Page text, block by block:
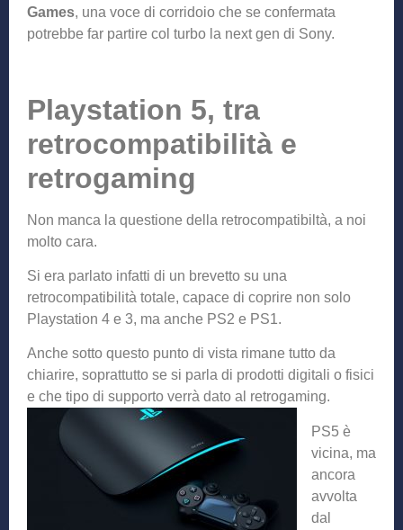
Games, una voce di corridoio che se confermata
potrebbe far partire col turbo la next gen di Sony.
Playstation 5, tra
retrocompatibilità e
retrogaming
Non manca la questione della retrocompatibiltà, a noi
molto cara.
Si era parlato infatti di un brevetto su una
retrocompatibilità totale, capace di coprire non solo
Playstation 4 e 3, ma anche PS2 e PS1.
Anche sotto questo punto di vista rimane tutto da
chiarire, soprattutto se si parla di prodotti digitali o fisici
e che tipo di supporto verrà dato al retrogaming.
PS5 è
vicina, ma
ancora
avvolta
dal